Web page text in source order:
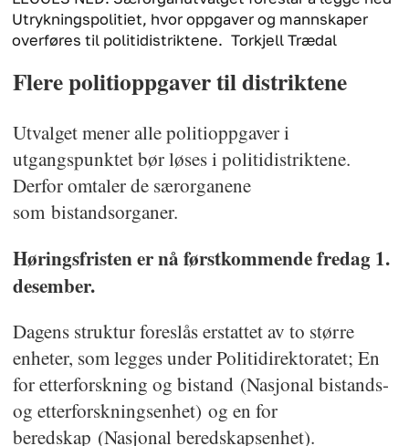
Utrykningspolitiet, hvor oppgaver og mannskaper
overføres til politidistriktene. Torkjell Trædal
Flere politioppgaver til distriktene
Utvalget mener alle politioppgaver i
utgangspunktet bør løses i politidistriktene.
Derfor omtaler de særorganene
som bistandsorganer.
Høringsfristen er nå førstkommende fredag 1.
desember.
Dagens struktur foreslås erstattet av to større
enheter, som legges under Politidirektoratet; En
for etterforskning og bistand (Nasjonal bistands-
og etterforskningsenhet) og en for
beredskap (Nasjonal beredskapsenhet).